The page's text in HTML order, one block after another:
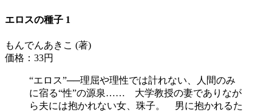
エロスの種子 1
もんでんあきこ (著)
価格：33円
“エロス”──理屈や理性では計れない、人間のみ
に宿る“性”の源泉…… 大学教授の妻でありなが
ら夫には抱かれない女、珠子。 男に抱かれるた